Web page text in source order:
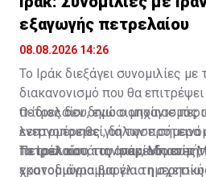
εξαγωγής πετρελαίου
08.08.2026 14:26
Το Ιράκ διεξάγει συνομιλίες με
διακανονισμό που θα
πετρελαίου, ενώ ο μηχανισμός
ενεργοποιηθεί, δήλωσε σήμερα
Πετρελαίου του Ιράκ, Μπασίμ
Ο ίδιος δεν δημοσιοποίησε
λεπτομέρειες για την
πετρελαίου, τις αναμενόμενες
χρονοδιάγραμμα για τη
Το Ιράκ κατά την περίοδο
εκατομμύρια βαρέλια